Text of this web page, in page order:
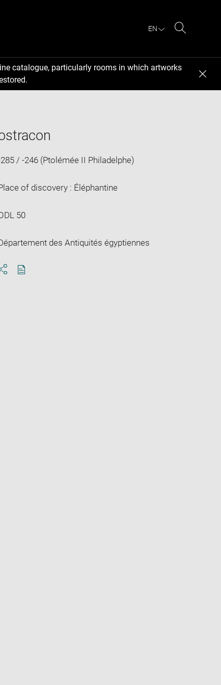
EN
catalogue, particularly rooms in which artworks
/ -246 (Ptolémée II Philadelphe)
of discovery : Éléphantine
50
des Antiquités égyptiennes